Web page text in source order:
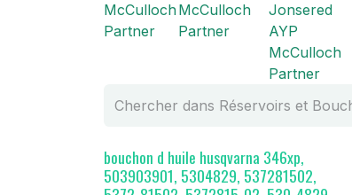
McCulloch
Partner
McCulloch
Partner
Jonsered
AYP
McCulloch
Partner
bouchon d huile husqvarna 346xp,
503903901, 5304829, 537281502,